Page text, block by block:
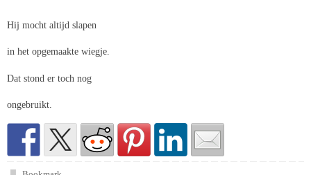
Hij mocht altijd slapen
in het opgemaakte wiegje.
Dat stond er toch nog
ongebruikt.